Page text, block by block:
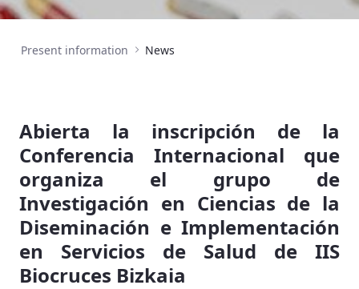
Present information News
Abierta la inscripción de la
Conferencia Internacional que
organiza el grupo de
Investigación en Ciencias de la
Diseminación e Implementación
en Servicios de Salud de IIS
Biocruces Bizkaia